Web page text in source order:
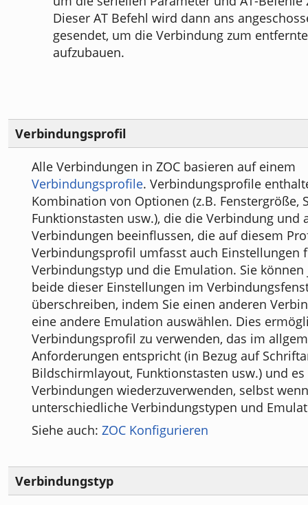
Dieser AT Befehl wird dann ans
gesendet, um die Verbindung zum
aufzubauen.
Verbindungsprofil
Alle Verbindungen in ZOC basieren auf einem
Verbindungsprofile. Verbindungsprofile
Kombination von Optionen (z.B. Fenstergröße,
Funktionstasten usw.), die die Verbindung und
Verbindungen beeinflussen, die auf diesem
Verbindungsprofil umfasst auch Einstellungen
Verbindungstyp und die Emulation. Sie
beide dieser Einstellungen im
überschreiben, indem Sie einen anderen
eine andere Emulation auswählen. Dies
Verbindungsprofil zu verwenden, das im
Anforderungen entspricht (in Bezug auf
Bildschirmlayout, Funktionstasten usw.) und
Verbindungen wiederzuverwenden, selbst
unterschiedliche Verbindungstypen und
Siehe auch: ZOC Konfigurieren
Verbindungstyp